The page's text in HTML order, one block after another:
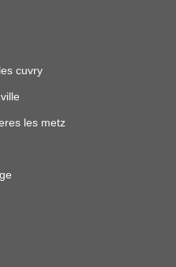
cuvry
les metz